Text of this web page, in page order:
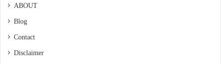
ABOUT
Blog
Contact
Disclaimer